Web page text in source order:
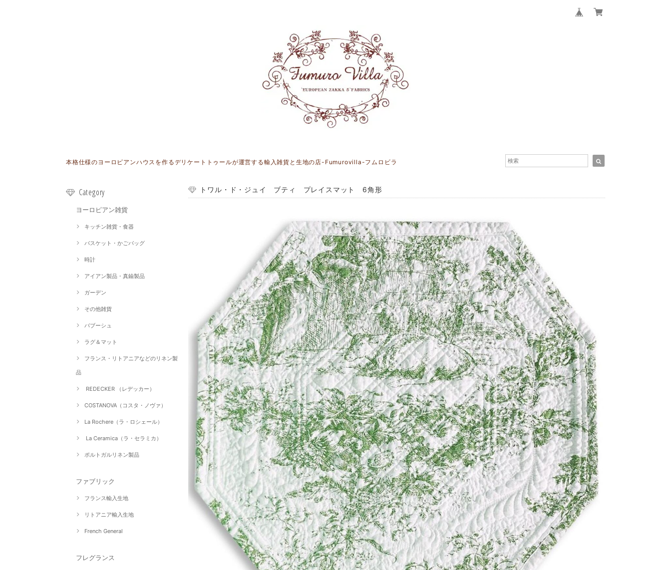
本格仕様のヨーロピアンハウスを作るデリケートトゥールが運営する輸入雑貨と生地の店-Fumurovilla-フムロビラ
Category
ヨーロピアン雑貨
キッチン雑貨・食器
バスケット・かごバッグ
時計
アイアン製品・真鍮製品
ガーデン
その他雑貨
バブーシュ
ラグ＆マット
フランス・リトアニアなどのリネン製
品
REDECKER （レデッカー）
COSTANOVA（コスタ・ノヴァ）
La Rochere（ラ・ロシェール）
La Ceramica（ラ・セラミカ）
ポルトガルリネン製品
ファブリック
フランス輸入生地
リトアニア輸入生地
French General
フレグランス
トワル・ド・ジュイ ブティ プレイスマット 6角形